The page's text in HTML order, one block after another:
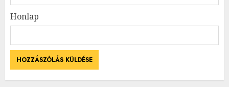
Honlap